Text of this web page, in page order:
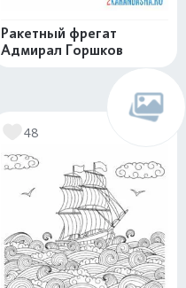
Ракетный фрегат
Адмирал Горшков
48